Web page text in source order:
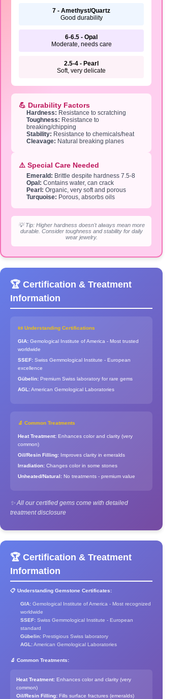
7 - Amethyst/Quartz
Good durability
6-6.5 - Opal
Moderate, needs care
2.5-4 - Pearl
Soft, very delicate
💪 Durability Factors
Hardness: Resistance to scratching
Toughness: Resistance to
breaking/chipping
Stability: Resistance to chemicals/heat
Cleavage: Natural breaking planes
⚠️ Special Care Needed
Emerald: Brittle despite hardness 7.5-8
Opal: Contains water, can crack
Pearl: Organic, very soft and porous
Turquoise: Porous, absorbs oils
💡 Tip: Higher hardness doesn't always mean more
durable. Consider toughness and stability for daily
wear jewelry.
🏆 Certification & Treatment
Information
📜 Understanding Certifications
GIA: Gemological Institute of America - Most trusted
worldwide
SSEF: Swiss Gemmological Institute - European
excellence
Gübelin: Premium Swiss laboratory for rare gems
AGL:American Gemological Laboratories
🔬 Common Treatments
Heat Treatment: Enhances color and clarity (very
common)
Oil/Resin Filling: Improves clarity in emeralds
Irradiation: Changes color in some stones
Unheated/Natural: No treatments - premium value
✨ All our certified gems come with detailed
treatment disclosure
🏆 Certification & Treatment
Information
📋 Understanding Gemstone Certificates:
GIA: Gemological Institute of America - Most recognized
worldwide
SSEF: Swiss Gemmological Institute - European
standard
Gübelin: Prestigious Swiss laboratory
AGL:American Gemological Laboratories
🔬 Common Treatments:
Heat Treatment: Enhances color and clarity (very
common)
Oil/Resin Filling: Fills surface fractures (emeralds)